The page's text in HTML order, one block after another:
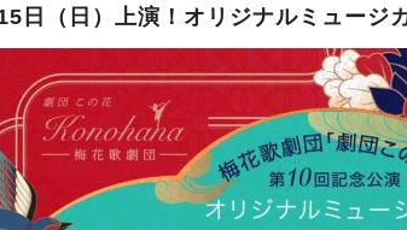
日（日）上演！オリジナルミュージ